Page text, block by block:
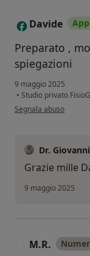
D Davide
Preparato ,
spiegazioni
9 maggio 2025
• Studio privato
secondo l'opinione
Segnala abuso
Dr.
Grazie mille
9 maggio 2025
M.R.